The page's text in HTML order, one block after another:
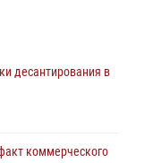
ВСУ на южном
десантирования в
коммерческого